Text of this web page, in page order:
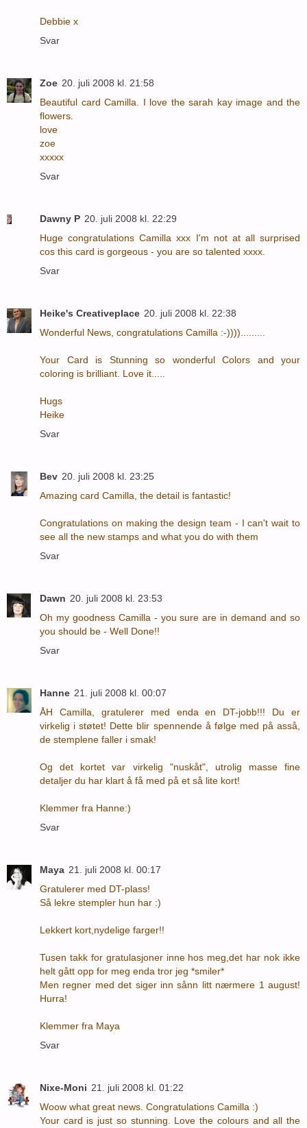
Debbie x
Svar
Zoe 20. juli 2008 kl. 21:58
Beautiful card Camilla. I love the sarah kay image and the
flowers.
love
zoe
xxxxx
Svar
Dawny P 20. juli 2008 kl. 22:29
Huge congratulations Camilla xxx I'm not at all surprised
cos this card is gorgeous - you are so talented xxxx.
Svar
Heike's Creativeplace 20. juli 2008 kl. 22:38
Wonderful News, congratulations Camilla :-)))).........
Your Card is Stunning so wonderful Colors and your
coloring is brilliant. Love it.....
Hugs
Heike
Svar
Bev 20. juli 2008 kl. 23:25
Amazing card Camilla, the detail is fantastic!
Congratulations on making the design team - I can't wait to
see all the new stamps and what you do with them
Svar
Dawn 20. juli 2008 kl. 23:53
Oh my goodness Camilla - you sure are in demand and so
you should be - Well Done!!
Svar
Hanne 21. juli 2008 kl. 00:07
ÅH Camilla, gratulerer med enda en DT-jobb!!! Du er
virkelig i støtet! Dette blir spennende å følge med på asså,
de stemplene faller i smak!
Og det kortet var virkelig "nuskåt", utrolig masse fine
detaljer du har klart å få med på et så lite kort!
Klemmer fra Hanne:)
Svar
Maya 21. juli 2008 kl. 00:17
Gratulerer med DT-plass!
Så lekre stempler hun har :)
Lekkert kort,nydelige farger!!
Tusen takk for gratulasjoner inne hos meg,det har nok ikke
helt gått opp for meg enda tror jeg *smiler*
Men regner med det siger inn sånn litt nærmere 1 august!
Hurra!
Klemmer fra Maya
Svar
Nixe-Moni 21. juli 2008 kl. 01:22
Woow what great news. Congratulations Camilla :)
Your card is just so stunning. Love the colours and all the